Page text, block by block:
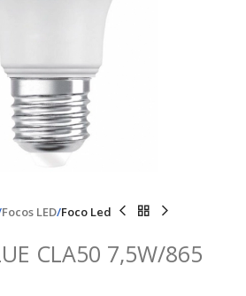
Focos LED Foco Led
CLA50 7,5W/865